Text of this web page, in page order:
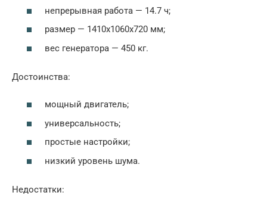
непрерывная работа — 14.7 ч;
размер — 1410x1060x720 мм;
вес генератора — 450 кг.
Достоинства:
мощный двигатель;
универсальность;
простые настройки;
низкий уровень шума.
Недостатки: